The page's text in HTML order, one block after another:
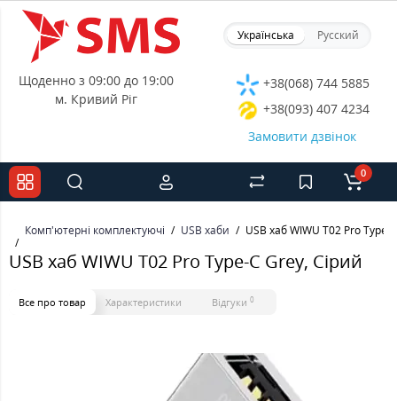
Українська Русский
Щоденно з 09:00 до 19:00
м. Кривий Ріг
+38(068) 744 5885
+38(093) 407 4234
Замовити дзвінок
0
Комп'ютерні комплектуючі USB хаби USB хаб WIWU T02 Pro Type-
USB хаб WIWU T02 Pro Type-C Grey, Сірий
Все про товар Характеристики Відгуки 0